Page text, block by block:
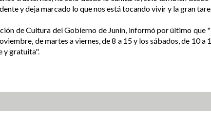
y deja marcado lo que nos está tocando vivir y la gran
de Cultura del Gobierno de Junín, informó por último que
de martes a viernes, de 8 a 15 y los sábados, de 10
y gratuita".